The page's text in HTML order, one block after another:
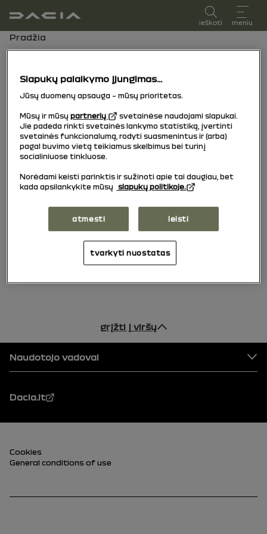
vartotojo vadovas
ieškoti meniu
Naršymo kelias
Pradžia
15/10/2025
Naršyti Instrukcijų knyga Įspėjimo šviesos pdf vadovas Paieška
Nėra rezultatų
Prašome pakeisti savo paieškos kriterijus.
grįžti į viršų
Puslapio apačia
Naudotojo vadovai
Dacia.lt
Papė (apačia)
Cookies
General conditions of use
Slapukų palaikymo įjungimas...
Jūsų duomenų apsauga – mūsų prioritetas.
Mūsų ir mūsųpartnerių
svetainėse naudojami slapukai.
Jie padeda rinkti svetainės lankymo statistiką, įvertinti
svetainės funkcionalumą, rodyti suasmenintus ir (arba)
pagal buvimo vietą teikiamus skelbimus bei turinį
socialiniuose tinkluose.
Norėdami keisti parinktis ir sužinoti apie tai daugiau, bet
kada apsilankykite mūsų slapukų politikoje.
atmesti leisti
tvarkyti nuostatas